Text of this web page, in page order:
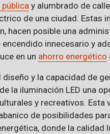
y alumbrado de
de una ciudad. Estas
hacen posible una
innecesario y
en un ahorro energético
y la capacidad de
la iluminación LED una
y recreativos. Esta
de posibilidades
donde la calidad